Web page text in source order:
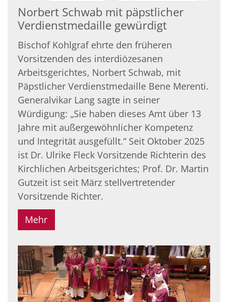
Norbert Schwab mit päpstlicher
Verdienstmedaille gewürdigt
Bischof Kohlgraf ehrte den früheren
Vorsitzenden des interdiözesanen
Arbeitsgerichtes, Norbert Schwab, mit
Päpstlicher Verdienstmedaille Bene Merenti.
Generalvikar Lang sagte in seiner
Würdigung: „Sie haben dieses Amt über 13
Jahre mit außergewöhnlicher Kompetenz
und Integrität ausgefüllt.“ Seit Oktober 2025
ist Dr. Ulrike Fleck Vorsitzende Richterin des
Kirchlichen Arbeitsgerichtes; Prof. Dr. Martin
Gutzeit ist seit März stellvertretender
Vorsitzende Richter.
Mehr